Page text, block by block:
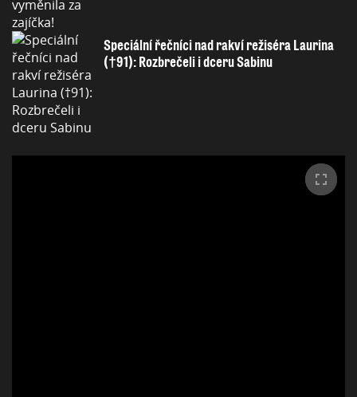
Speciální řečníci nad rakví režiséra Laurina
(†91): Rozbrečeli i dceru Sabinu